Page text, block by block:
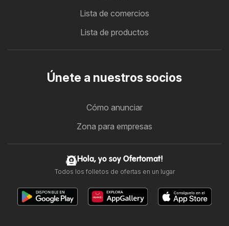
Lista de comercios
Lista de productos
Únete a nuestros socios
Cómo anunciar
Zona para empresas
Hola, yo soy Ofertomat!
Todos los folletos de ofertas en un lugar